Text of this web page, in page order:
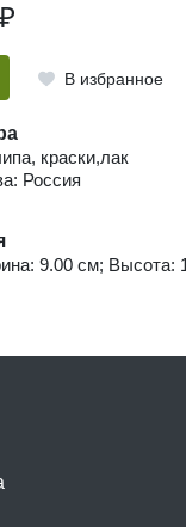
₽
В избранное
краски,лак
Россия
9.00 см; Высота: